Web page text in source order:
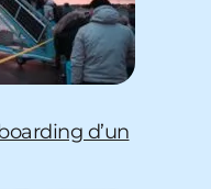
d’un